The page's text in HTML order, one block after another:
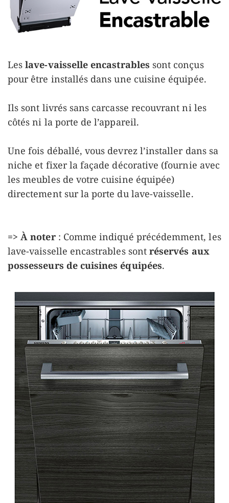
Leslave-vaisselle encastrables sont conçus
pour être installés dans une cuisine équipée.
Ils sont livrés sans carcasse recouvrant ni les
côtés ni la porte de l’appareil.
Une fois déballé, vous devrez l’installer dans sa
niche et fixer la façade décorative (fournie avec
les meubles de votre cuisine équipée)
directement sur la porte du lave-vaisselle.
=> À noter: Comme indiqué précédemment, les
lave-vaisselle encastrables sont réservés aux
possesseurs de cuisines équipées.